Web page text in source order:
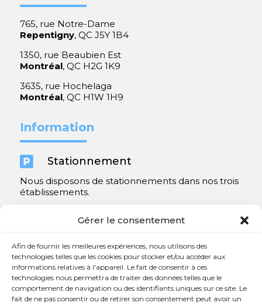
Gérer le consentement
Afin de fournir les meilleures expériences, nous utilisons des
technologies telles que les cookies pour stocker et/ou accéder aux
informations relatives à l'appareil. Le fait de consentir à ces
technologies nous permettra de traiter des données telles que le
comportement de navigation ou des identifiants uniques sur ce site. Le
fait de ne pas consentir ou de retirer son consentement peut avoir un
765, rue Notre-Dame
Repentigny, QC J5Y 1B4
1350, rue Beaubien Est
Montréal, QC H2G 1K9
3635, rue Hochelaga
Montréal, QC H1W 1H9
Information
 Stationnement
Nous disposons de stationnements dans nos trois
établissements.
Contact
 450 654-3342
 info@charlesrajotte.com